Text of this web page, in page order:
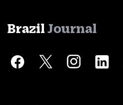
Brazil Journal